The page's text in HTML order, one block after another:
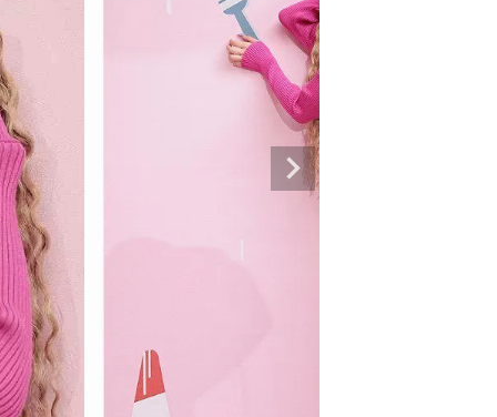
ブランド。
うオシャレ大好き女子のストリートファッションブランド。 ダンサーの普
エットが人気。 韓国ストリート系ファッション、インポートラインなど、幅
ートファッションを多数ご用意してます。